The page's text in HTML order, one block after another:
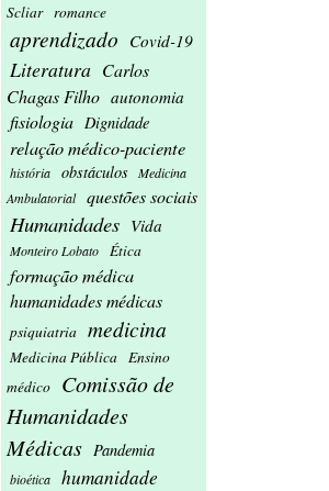
Scliar romance
aprendizado Covid-19
Literatura Carlos
Chagas Filho autonomia
fisiologia Dignidade
relação médico-paciente
história obstáculos Medicina
Ambulatorial
questões sociais
Humanidades Vida
Monteiro Lobato Ética
formação médica
humanidades médicas
psiquiatria medicina
Medicina Pública
Ensino
médico
Comissão de
Humanidades
Médicas Pandemia
bioética humanidade